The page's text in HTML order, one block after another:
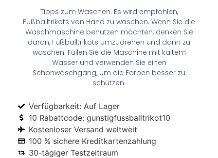
Tipps zum Waschen: Es wird empfohlen,
Fußballtrikots von Hand zu waschen. Wenn Sie die
Waschmaschine benutzen möchten, denken Sie
daran, Fußballtrikots umzudrehen und dann zu
waschen. Füllen Sie die Maschine mit kaltem
Wasser und verwenden Sie einen
Schonwaschgang, um die Farben besser zu
schützen.
Verfügbarkeit: Auf Lager
10 Rabattcode: gunstigfussballtrikot10
Kostenloser Versand weltweit
100 % sichere Kreditkartenzahlung
30-tägiger Testzeitraum